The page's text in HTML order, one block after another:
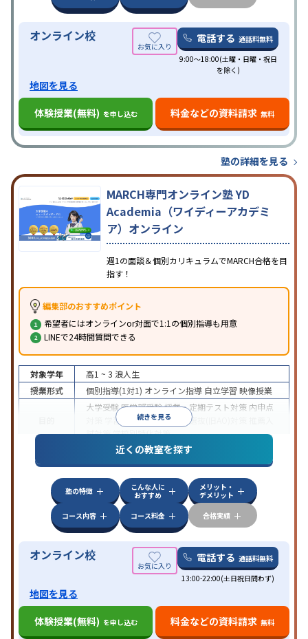
オンライン校 電話する 通話料無料
9:00～18:00(土曜・日曜・祝日
を除く)
地図を見る
体験授業(無料) を申し込む 料金などの資料請求 無料
塾の詳細を見る
MARCH専門オンライン塾 YD
Academia（ワイディーアカデミ
ア）オンライン
週1の面談＆個別カリキュラムでMARCH合格を目
指す！
編集部のおすすめポイント
希望者にはオンラインor対面で1:1の個別指導も用意
LINEで24時間質問できる
続きを見る
対象学年 高1 ~ 3 浪人生
授業形式
個別指導(1対1) オンライン指導 自立学習 映像授業
大学受験医学部受験授業・定期テスト対策 内申点
学習習慣の定着 総合型選抜(旧AO)対策
試対策学校別特化対策
特徴
中高一貫校生に対応授業の振替可能
学習にPC・タブレットを利用オンライン対応1
科目から受講可能
近くの教室を探す
塾の特徴
こんな人に
おすすめ
メリット・
デメリット
コース内容
コース料金 合格実績
オンライン校 電話する 通話料無料
13:00-22:00(土日祝日問わず)
地図を見る
体験授業(無料) を申し込む 料金などの資料請求 無料